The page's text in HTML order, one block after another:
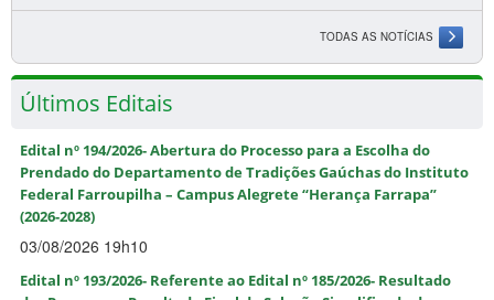
TODAS AS NOTÍCIAS
Últimos Editais
Edital nº 194/2026- Abertura do Processo para a Escolha do
Prendado do Departamento de Tradições Gaúchas do Instituto
Federal Farroupilha – Campus Alegrete “Herança Farrapa”
(2026-2028)
03/08/2026 19h10
Edital nº 193/2026- Referente ao Edital nº 185/2026- Resultado